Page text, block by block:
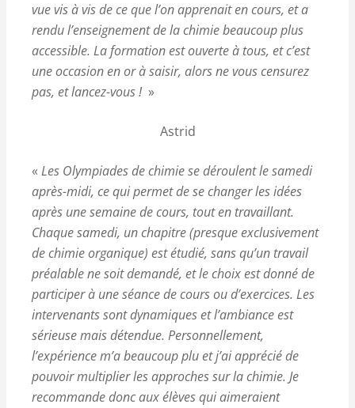
vue vis à vis de ce que l’on apprenait en cours, et a
rendu l’enseignement de la chimie beaucoup plus
accessible. La formation est ouverte à tous, et c’est
une occasion en or à saisir, alors ne vous censurez
pas, et lancez-vous !»
Astrid
« Les Olympiades de chimie se déroulent le samedi
après-midi, ce qui permet de se changer les idées
après une semaine de cours, tout en travaillant.
Chaque samedi, un chapitre (presque exclusivement
de chimie organique) est étudié, sans qu’un travail
préalable ne soit demandé, et le choix est donné de
participer à une séance de cours ou d’exercices. Les
intervenants sont dynamiques et l’ambiance est
sérieuse mais détendue. Personnellement,
l’expérience m’a beaucoup plu et j’ai apprécié de
pouvoir multiplier les approches sur la chimie. Je
recommande donc aux élèves qui aimeraient